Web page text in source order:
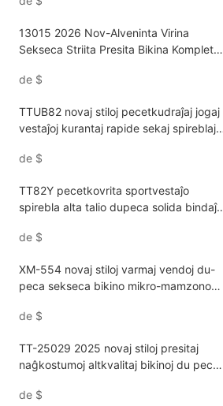
kaj Feriejoj
13015 2026 Nov-Alveninta Virina
Sekseca Striita Presita Bikina Kompleto |
Naĝkostumo | Propra Logoo Ekologie
de $
TTUB82 novaj stiloj pecetkudraĵaj jogaj
vestaĵoj kurantaj rapide sekaj spireblaj
de $
TT82Y pecetkovrita sportvestaĵo
spirebla alta talio dupeca solida bindaĵo
de $
XM-554 novaj stiloj varmaj vendoj du-
peca sekseca bikino mikro-mamzono
sendorsaj strandvestoj
de $
TT-25029 2025 novaj stiloj presitaj
naĝkostumoj altkvalitaj bikinoj du pecoj
strandvestoj
de $